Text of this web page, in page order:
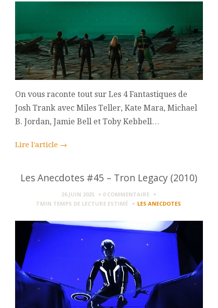
On vous raconte tout sur Les 4 Fantastiques de
Josh Trank avec Miles Teller, Kate Mara, Michael
B. Jordan, Jamie Bell et Toby Kebbell…
Lire l'article →
Les Anecdotes #45 – Tron Legacy (2010)
26 JUIN 2025
0 COMMENTAIRE
7 MIN TEMPS DE LECTURE ESTIMÉ LES ANECDOTES